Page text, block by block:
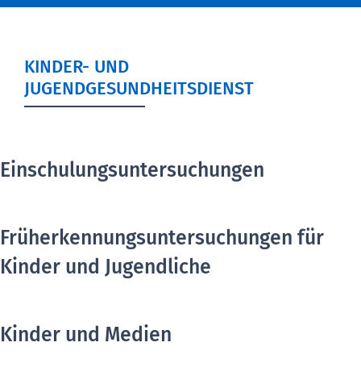
KINDER- UND
JUGENDGESUNDHEITSDIENST
Einschulungsuntersuchungen
Früherkennungsuntersuchungen für
Kinder und Jugendliche
Kinder und Medien